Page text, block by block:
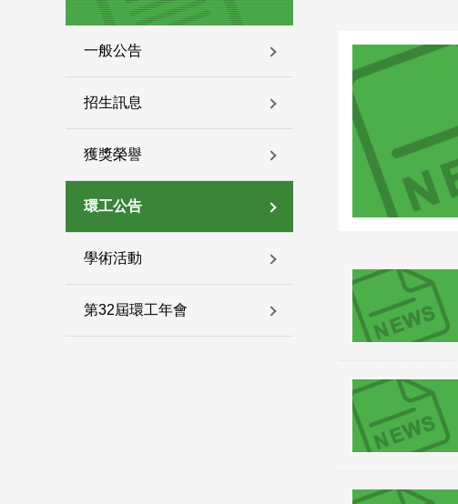
一般公告
招生訊息
獲獎榮譽
環工公告
學術活動
第32屆環工年會